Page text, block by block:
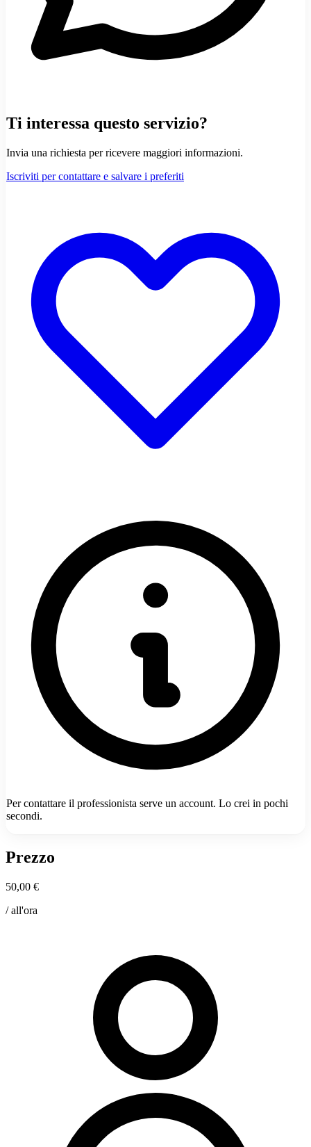
Ti interessa questo servizio?
Invia una richiesta per ricevere maggiori informazioni.
Iscriviti per contattare e salvare i preferiti
Per contattare il professionista serve un account. Lo crei in pochi
secondi.
Prezzo
50,00 €
/ all'ora